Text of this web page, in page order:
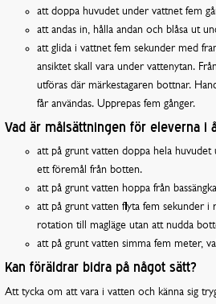
att doppa huvudet under vattnet fem
att andas in, hålla andan och blåsa ut
att glida i vattnet fem sekunder med
ansiktet skall vara under vattenytan.
utföras där märkestagaren bottnar.
får användas. Upprepas fem gånger.
Vad är målsättningen för eleverna i
att på grunt vatten doppa hela
ett föremål från botten.
att på grunt vatten hoppa från
att på grunt vatten flyta fem sekunder i
rotation till magläge utan att nudda
att på grunt vatten simma fem meter,
Kan föräldrar bidra på något sätt?
Att tycka om att vara i vatten och känna sig